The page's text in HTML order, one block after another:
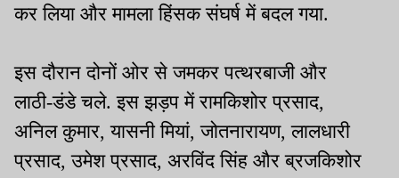
कर लिया और मामला हिंसक संघर्ष में बदल गया.
इस दौरान दोनों ओर से जमकर पत्थरबाजी और
लाठी-डंडे चले. इस झड़प में रामकिशोर प्रसाद,
अनिल कुमार, यासनी मियां, जोतनारायण, लालधारी
प्रसाद, उमेश प्रसाद, अरविंद सिंह और ब्रजकिशोर